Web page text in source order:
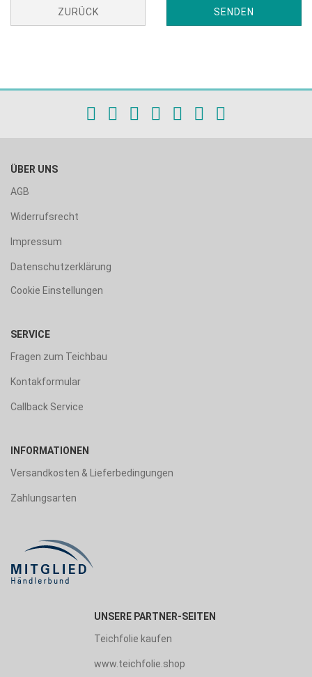
ZURÜCK SENDEN
ÜBER UNS
AGB
Widerrufsrecht
Impressum
Datenschutzerklärung
Cookie Einstellungen
SERVICE
Fragen zum Teichbau
Kontakformular
Callback Service
INFORMATIONEN
Versandkosten & Lieferbedingungen
Zahlungsarten
UNSERE PARTNER-SEITEN
Teichfolie kaufen
www.teichfolie.shop